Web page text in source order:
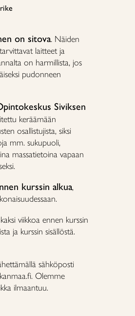
on sitova. Näiden
laitteet ja
on harmillista, jos
pudonneen
Siviksen
keräämään
osallistujista, siksi
mm. sukupuoli,
massatietoina vapaan
kurssin alkua,
viikkoa ennen kurssin
ja kurssin sisällöstä.
sähköposti
Olemme
ilmaantuu.